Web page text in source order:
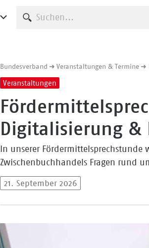
Suche starten
Bundesverband Veranstaltungen & Termine
Veranstaltungen
Digitalisierung &
In unserer
Zwischenbuchhandels Fragen rund
21. September 2026